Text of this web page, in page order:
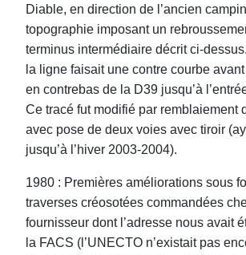
Diable, en direction de l’ancien
topographie imposant un
terminus intermédiaire décrit ci-
la ligne faisait une contre courbe
en contrebas de la D39 jusqu’à
Ce tracé fut modifié par remblaiement
avec pose de deux voies avec tiroir
jusqu’à l’hiver 2003-2004).
1980 : Premières améliorations sous
traverses créosotées commandées
fournisseur dont l’adresse nous avait
la FACS (l’UNECTO n’existait pas